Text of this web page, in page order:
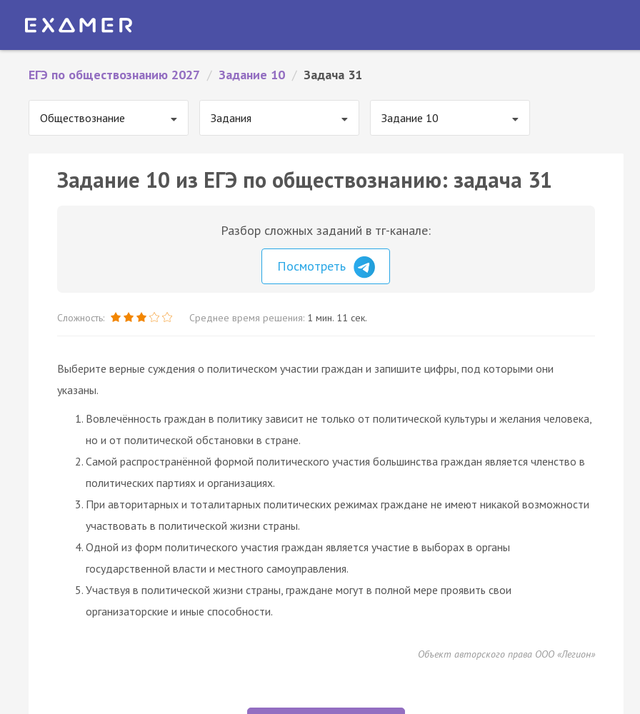
ЕГЭ по обществознанию 2027 / Задание 10 / Задача 31
Обществознание Задания Задание 10
Задание 10 из ЕГЭ по обществознанию: задача 31
Разбор сложных заданий в тг-канале:
Посмотреть
Сложность: Среднее время решения: 1 мин. 11 сек.
Выберите верные суждения о политическом участии граждан и запишите цифры, под которыми они
указаны.
Вовлечённость граждан в политику зависит не только от политической культуры и желания человека,
но и от политической обстановки в стране.
Самой распространённой формой политического участия большинства граждан является членство в
политических партиях и организациях.
При авторитарных и тоталитарных политических режимах граждане не имеют никакой возможности
участвовать в политической жизни страны.
Одной из форм политического участия граждан является участие в выборах в органы
государственной власти и местного самоуправления.
Участвуя в политической жизни страны, граждане могут в полной мере проявить свои
организаторские и иные способности.
Объект авторского права ООО «Легион»